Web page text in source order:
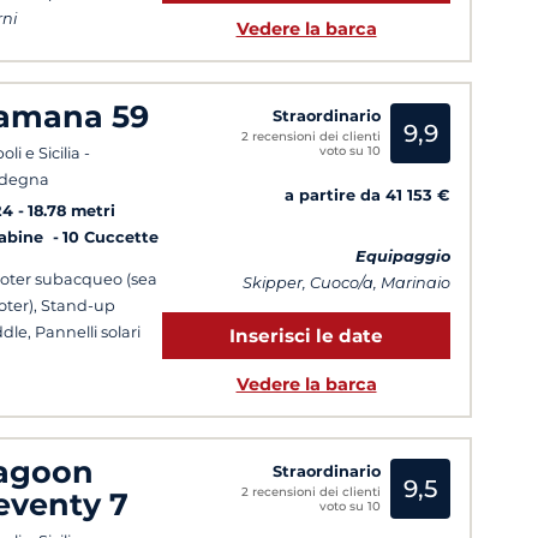
Vedere la barca
59
e Sicilia -
18.78 metri
10 Cuccette
subacqueo (sea
Stand-up
Pannelli solari
Straordinario
2 recensioni dei clienti
voto su 10
9,9
a partire da 41 153 €
Equipaggio
Skipper, Cuoco/a, Marinaio
Inserisci le date
Vedere la barca
7
Straordinario
2 recensioni dei clienti
voto su 10
9,5